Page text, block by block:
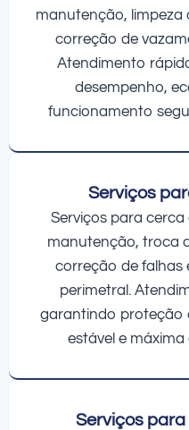
manutenção, limpeza
correção de
Atendimento
desempenho,
funcionamento
Serviços
Serviços para
manutenção, troca
correção de falhas
perimetral.
garantindo proteção
estável e
Serviços